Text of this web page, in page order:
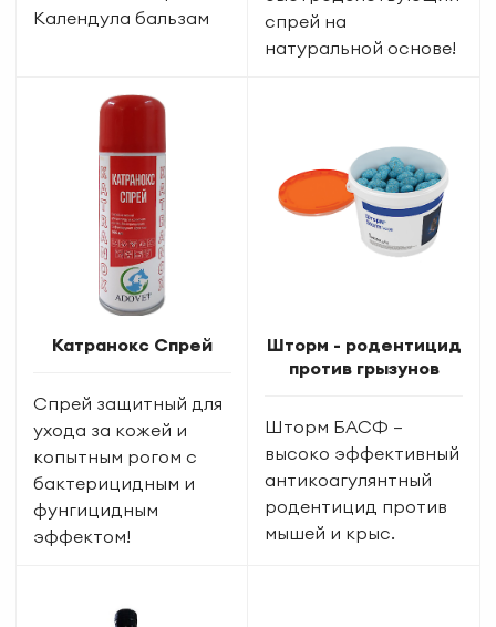
Календула бальзам
спрей на
натуральной основе!
Катранокс Спрей
Спрей защитный для
ухода за кожей и
копытным рогом с
бактерицидным и
фунгицидным
эффектом!
Шторм - родентицид
против грызунов
Шторм БАСФ –
высоко эффективный
антикоагулянтный
родентицид против
мышей и крыс.